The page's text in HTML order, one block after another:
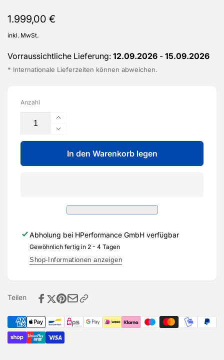
Normaler
Preis
1.999,00 €
inkl. MwSt.
Vorraussichtliche Lieferung: 12.09.2026 - 15.09.2026
* Internationale Lieferzeiten können abweichen.
Anzahl
Erhöhe
die
Menge
für
Großes
Oberteil
für
RS3
8V
Facelift
Verringere
die
Menge
für
Ansaugbrücken
Oberteil
Audi
RS3
8V
DNW
In den Warenkorb legen
Abholung bei HPerformance GmbH verfügbar
Gewöhnlich fertig in 2 - 4 Tagen
Shop-Informationen anzeigen
Teilen